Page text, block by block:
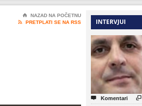
⌂
NAZAD NA POČETNU

PRETPLATI SE NA RSS INTERVJUI
 Komentari 